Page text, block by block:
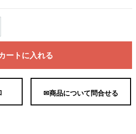
ートに入れる
✉商品について問合せる